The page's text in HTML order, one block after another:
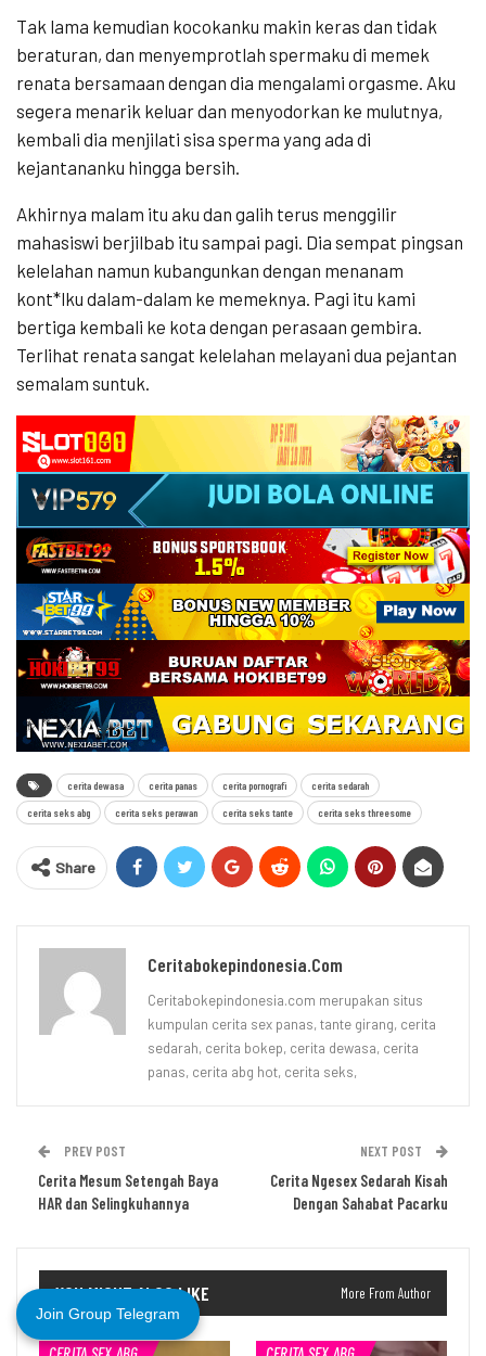
Tak lama kemudian kocokanku makin keras dan tidak
beraturan, dan menyemprotlah spermaku di memek
renata bersamaan dengan dia mengalami orgasme. Aku
segera menarik keluar dan menyodorkan ke mulutnya,
kembali dia menjilati sisa sperma yang ada di
kejantananku hingga bersih.
Akhirnya malam itu aku dan galih terus menggilir
mahasiswi berjilbab itu sampai pagi. Dia sempat pingsan
kelelahan namun kubangunkan dengan menanam
kont*lku dalam-dalam ke memeknya. Pagi itu kami
bertiga kembali ke kota dengan perasaan gembira.
Terlihat renata sangat kelelahan melayani dua pejantan
semalam suntuk.
cerita dewasa cerita panas cerita pornografi cerita sedarah
cerita seks abg cerita seks perawan cerita seks tante cerita seks threesome
Share
Ceritabokepindonesia.com
Ceritabokepindonesia.com merupakan situs
kumpulan cerita sex panas, tante girang, cerita
sedarah, cerita bokep, cerita dewasa, cerita
panas, cerita abg hot, cerita seks,
PREV POST
Cerita Mesum Setengah Baya
HAR dan Selingkuhannya
NEXT POST
Cerita Ngesex Sedarah Kisah
Dengan Sahabat Pacarku
YOU MIGHT ALSO LIKE More From Author
Join Group Telegram